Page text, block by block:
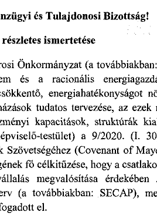
és Tulajdonosi Bizottság!
részletes ismertetése
Önkormányzat (a továbbiakban:
és a racionális
energiahatékonyságot
tudatos tervezése, az ezek
kapacitások, struktúrák
testület) a 9/2020. (I.
Szövetségéhez (Covenant of
fő célkitűzése, hogy a
megvalósítása érdekében
(a továbbiakban: SECAP),
el.